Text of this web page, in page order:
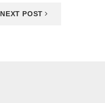
NEXT POST